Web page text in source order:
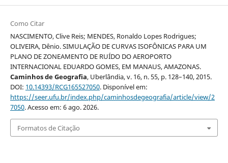
Como Citar
NASCIMENTO, Clive Reis; MENDES, Ronaldo Lopes Rodrigues;
OLIVEIRA, Dênio. SIMULAÇÃO DE CURVAS ISOFÔNICAS PARA UM
PLANO DE ZONEAMENTO DE RUÍDO DO AEROPORTO
INTERNACIONAL EDUARDO GOMES, EM MANAUS, AMAZONAS.
Caminhos de Geografia, Uberlândia, v. 16, n. 55, p. 128–140, 2015.
DOI: 10.14393/RCG165527050. Disponível em:
https://seer.ufu.br/index.php/caminhosdegeografia/article/view/2
7050. Acesso em: 6 ago. 2026.
Formatos de Citação